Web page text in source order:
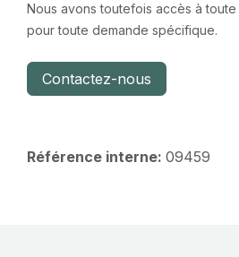
Nous avons toutefois accès à
pour toute demande spécifique.
Contactez-nous
Référence interne: 09459